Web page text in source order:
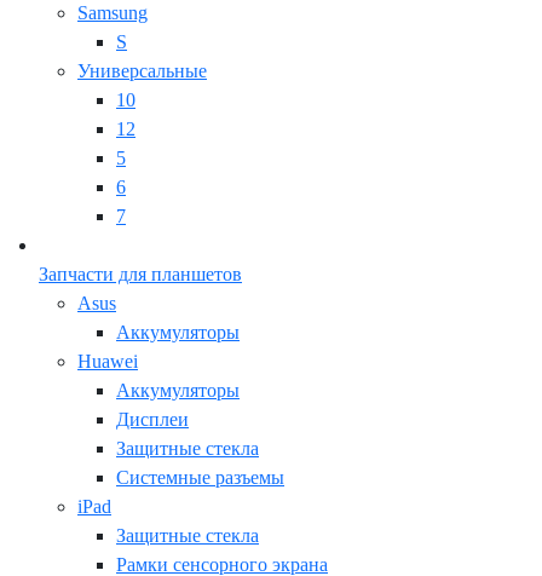
Samsung
S
Универсальные
10
12
5
6
7
Запчасти для планшетов
Asus
Аккумуляторы
Huawei
Аккумуляторы
Дисплеи
Защитные стекла
Системные разъемы
iPad
Защитные стекла
Рамки сенсорного экрана